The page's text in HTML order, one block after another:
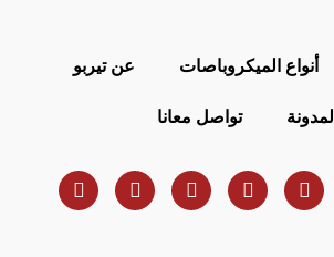
أنواع الميكروباصات عن تيربو
المدونة تواصل معانا